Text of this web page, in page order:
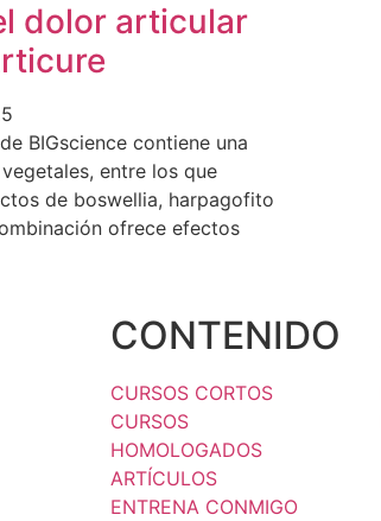
dolor articular
BIGscience contiene una
entre los que
de boswellia, harpagofito
ofrece efectos
CONTENIDO
CURSOS CORTOS
CURSOS
HOMOLOGADOS
ARTÍCULOS
ENTRENA CONMIGO